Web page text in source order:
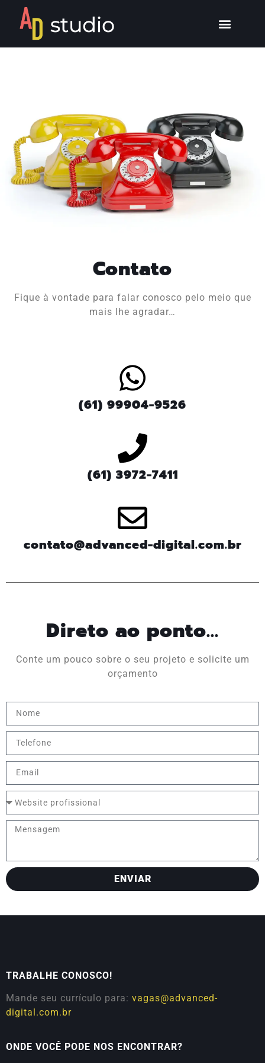
Contato
Fique à vontade para falar conosco pelo meio que
mais lhe agradar…
(61) 99904-9526
(61) 3972-7411
contato@advanced-digital.com.br
Direto ao ponto...
Conte um pouco sobre o seu projeto e solicite um
orçamento
ENVIAR
TRABALHE CONOSCO!
Mande seu currículo para: vagas@advanced-
digital.com.br
ONDE VOCÊ PODE NOS ENCONTRAR?